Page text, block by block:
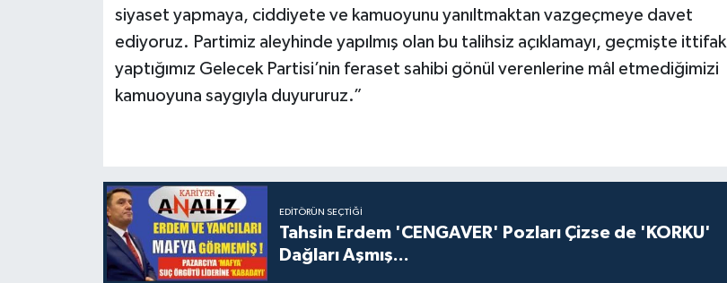
siyaset yapmaya, ciddiyete ve kamuoyunu yanıltmaktan vazgeçmeye davet
ediyoruz. Partimiz aleyhinde yapılmış olan bu talihsiz açıklamayı, geçmişte ittifak
yaptığımız Gelecek Partisi’nin feraset sahibi gönül verenlerine mâl etmediğimizi
kamuoyuna saygıyla duyururuz.”
EDITÖRÜN SEÇTIĞI
Tahsin Erdem 'CENGAVER' Pozları Çizse de 'KORKU'
Dağları Aşmış...